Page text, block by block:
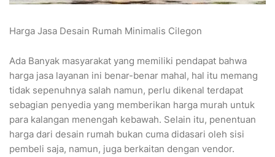
Harga Jasa Desain Rumah Minimalis Cilegon
Ada Banyak masyarakat yang memiliki pendapat bahwa
harga jasa layanan ini benar-benar mahal, hal itu memang
tidak sepenuhnya salah namun, perlu dikenal terdapat
sebagian penyedia yang memberikan harga murah untuk
para kalangan menengah kebawah. Selain itu, penentuan
harga dari desain rumah bukan cuma didasari oleh sisi
pembeli saja, namun, juga berkaitan dengan vendor.